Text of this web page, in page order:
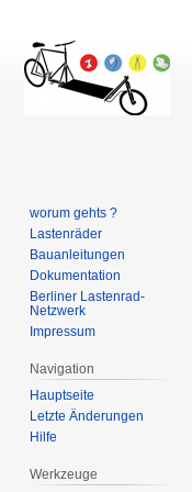
worum gehts ?
Lastenräder
Bauanleitungen
Dokumentation
Berliner Lastenrad-
Netzwerk
Impressum
Navigation
Hauptseite
Letzte Änderungen
Hilfe
Werkzeuge